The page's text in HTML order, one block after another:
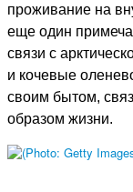
проживание на
еще один
связи с
и кочевые
своим ​бытом,
образом жизни.